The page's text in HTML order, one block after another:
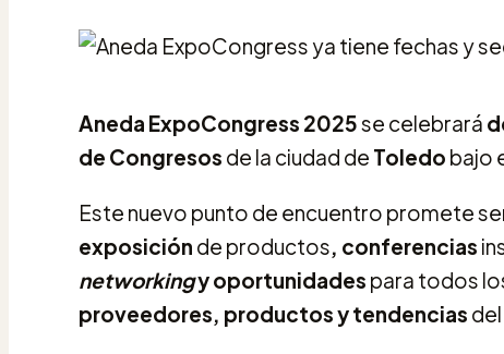
Aneda ExpoCongress 2025se celebrará
de Congresos de la ciudad de Toledo bajo
Este nuevo punto de encuentro promete
exposición de productos, conferencias
networkingy oportunidades para todos
proveedores, productos y tendencias